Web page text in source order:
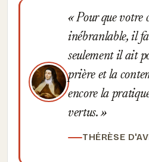
Pour que votre
inébranlable, il
seulement il ait
prière et la
encore la
vertus.
THÉRÈSE